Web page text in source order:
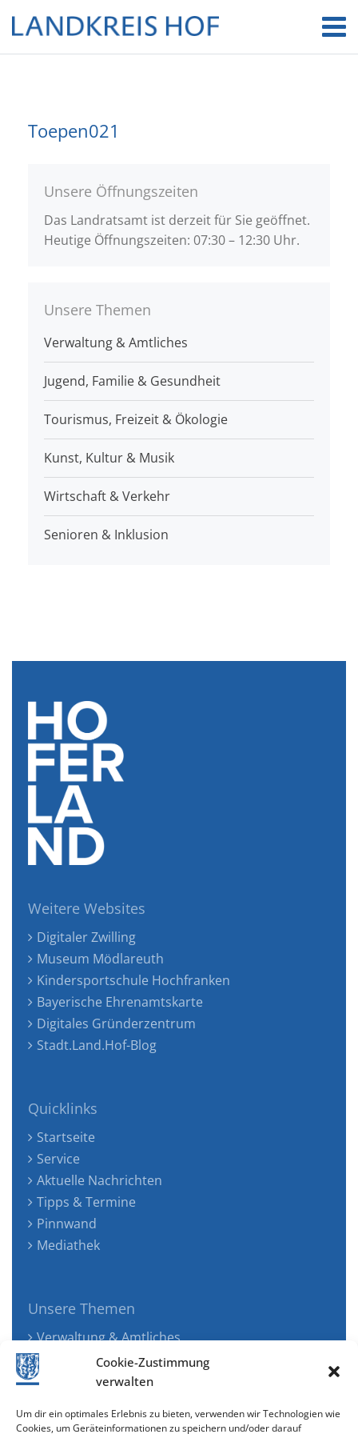
Cookie-Zustimmung
verwalten
Um dir ein optimales Erlebnis zu bieten, verwenden wir Technologien wie
Cookies, um Geräteinformationen zu speichern und/oder darauf
Toepen021
Unsere Öffnungszeiten
Das Landratsamt ist derzeit für Sie geöffnet.
Heutige Öffnungszeiten: 07:30 – 12:30 Uhr.
Unsere Themen
Verwaltung & Amtliches
Jugend, Familie & Gesundheit
Tourismus, Freizeit & Ökologie
Kunst, Kultur & Musik
Wirtschaft & Verkehr
Senioren & Inklusion
Weitere Websites
Digitaler Zwilling
Museum Mödlareuth
Kindersportschule Hochfranken
Bayerische Ehrenamtskarte
Digitales Gründerzentrum
Stadt.Land.Hof-Blog
Quicklinks
Startseite
Service
Aktuelle Nachrichten
Tipps & Termine
Pinnwand
Mediathek
Unsere Themen
Verwaltung & Amtliches
Jugend, Familie & Gesundheit
Tourismus, Freizeit & Ökologie
Wirtschaft & Verkehr